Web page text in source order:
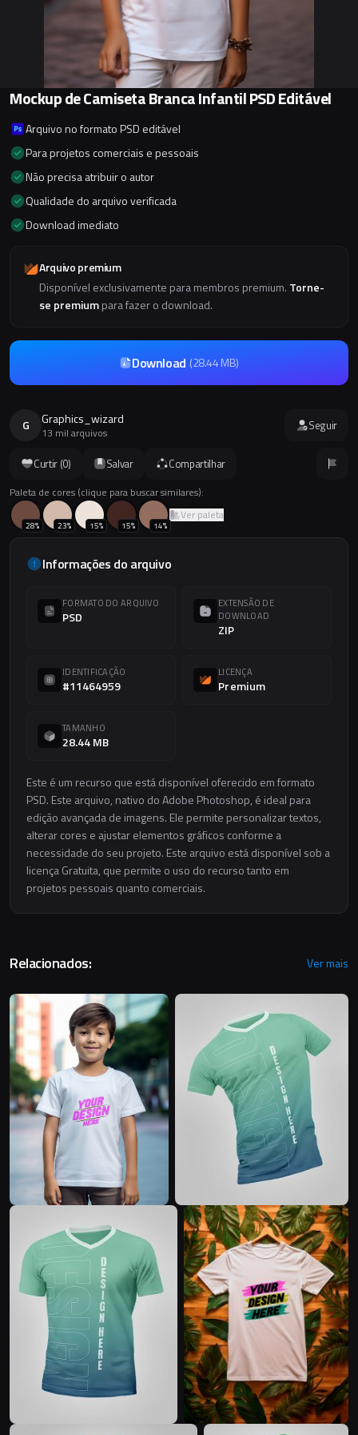
Curtir (0) Salvar Compartilhar
Paleta de cores (clique para buscar similares):
28% 23% 15% 15% 14%
Ver paleta
Informações do arquivo
FORMATO DO ARQUIVO
PSD
EXTENSÃO DE
DOWNLOAD
ZIP
IDENTIFICAÇÃO
#11464959
LICENÇA
Premium
TAMANHO
28.44 MB
Este é um recurso que está disponível oferecido em formato
PSD. Este arquivo, nativo do Adobe Photoshop, é ideal para
edição avançada de imagens. Ele permite personalizar textos,
alterar cores e ajustar elementos gráficos conforme a
necessidade do seu projeto. Este arquivo está disponível sob a
licença Gratuita, que permite o uso do recurso tanto em
projetos pessoais quanto comerciais.
Mockup de Camiseta Branca Infantil PSD Editável
Arquivo no formato PSD editável
Para projetos comerciais e pessoais
Não precisa atribuir o autor
Qualidade do arquivo verificada
Download imediato
Arquivo premium
Disponível exclusivamente para membros premium. Torne-
se premiumpara fazer o download.
Download (28.44 MB)
G Graphics_wizard
13 mil arquivos Seguir
Relacionados: Ver mais